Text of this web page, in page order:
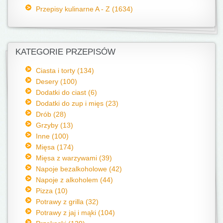
Przepisy kulinarne A - Z (1634)
KATEGORIE PRZEPISÓW
Ciasta i torty (134)
Desery (100)
Dodatki do ciast (6)
Dodatki do zup i mięs (23)
Drób (28)
Grzyby (13)
Inne (100)
Mięsa (174)
Mięsa z warzywami (39)
Napoje bezalkoholowe (42)
Napoje z alkoholem (44)
Pizza (10)
Potrawy z grilla (32)
Potrawy z jaj i mąki (104)